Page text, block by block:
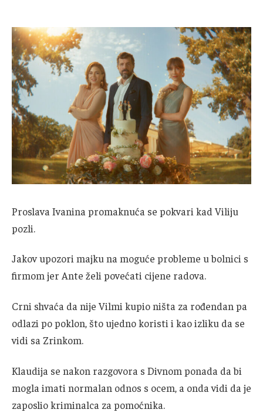
Proslava Ivanina promaknuća se pokvari kad Viliju
pozli.
Jakov upozori majku na moguće probleme u bolnici s
firmom jer Ante želi povećati cijene radova.
Crni shvaća da nije Vilmi kupio ništa za rođendan pa
odlazi po poklon, što ujedno koristi i kao izliku da se
vidi sa Zrinkom.
Klaudija se nakon razgovora s Divnom ponada da bi
mogla imati normalan odnos s ocem, a onda vidi da je
zaposlio kriminalca za pomoćnika.